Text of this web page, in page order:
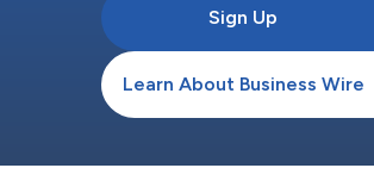
Sign Up
Learn About Business Wire